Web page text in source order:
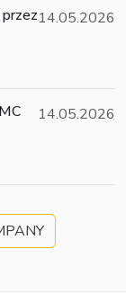
14.05.2026
14.05.2026